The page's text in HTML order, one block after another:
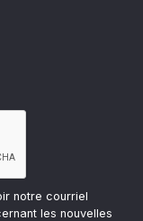
notre courriel
les nouvelles